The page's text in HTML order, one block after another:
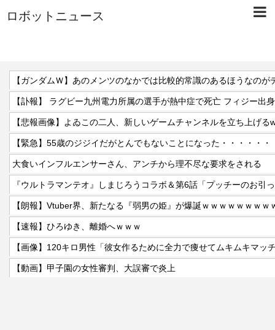
ロボットニュース
【ガンダムＷ】あのメンツのなかでは比較的常識のあるほうなのが
【訃報】 ラグビー九州電力所属の選手が熱中症で死亡 フィジー出
【悲報画像】よゐこの二人、新しいゲームチャンネルを立ち上げる
【緊急】55歳のジジイだがとんでもないことになった・・・・・・
大食いインフルエンサーさん、アンチから理不尽な要求をされる
『ウルトラマンテオ』しまじろうコラボ＆第6話「プッチーのお引
【朗報】Vtuber界、新たなる『弱男の姫』が爆誕ｗｗｗｗｗｗｗｗ
【速報】ひろゆき、離婚へｗｗｗ
【動画】甲子園の女性審判、大誤審で炎上